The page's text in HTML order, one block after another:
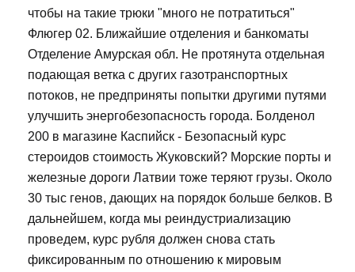
чтобы на такие трюки "много не потратиться"
Флюгер 02. Ближайшие отделения и банкоматы
Отделение Амурская обл. Не протянута отдельная
подающая ветка с других газотранспортных
потоков, не предприняты попытки другими путями
улучшить энергобезопасность города. Болденол
200 в магазине Каспийск - Безопасный курс
стероидов стоимость Жуковский? Морские порты и
железные дороги Латвии тоже теряют грузы. Около
30 тыс генов, дающих на порядок больше белков. В
дальнейшем, когда мы реиндустриализацию
проведем, курс рубля должен снова стать
фиксированным по отношению к мировым